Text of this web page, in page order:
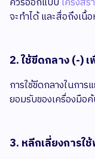
จะทำได้ และสื่อถึงเนื้
2. ใช้ขีดกลาง (-)
การใช้ขีดกลางในการ
ยอมรับของเครื่องมือ
3. หลีกเลี่ยงการใ